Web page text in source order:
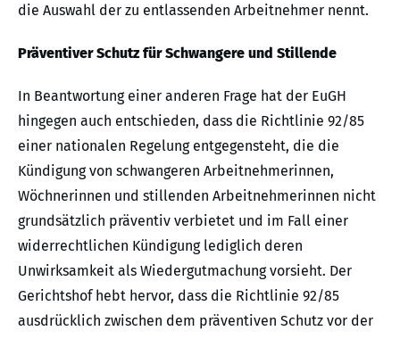
die Auswahl der zu entlassenden Arbeitnehmer nennt.
Präventiver Schutz für Schwangere und Stillende
In Beantwortung einer anderen Frage hat der EuGH
hingegen auch entschieden, dass die Richtlinie 92/85
einer nationalen Regelung entgegensteht, die die
Kündigung von schwangeren Arbeitnehmerinnen,
Wöchnerinnen und stillenden Arbeitnehmerinnen nicht
grundsätzlich präventiv verbietet und im Fall einer
widerrechtlichen Kündigung lediglich deren
Unwirksamkeit als Wiedergutmachung vorsieht. Der
Gerichtshof hebt hervor, dass die Richtlinie 92/85
ausdrücklich zwischen dem präventiven Schutz vor der